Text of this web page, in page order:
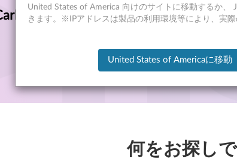
(マシンタイプ 20QD, 20QE) ノ
何をお探し
United States of America 向けのサイトに移動するか、
きます。※IPアドレスは製品の利用環境等により、実
United States of Americaに移動